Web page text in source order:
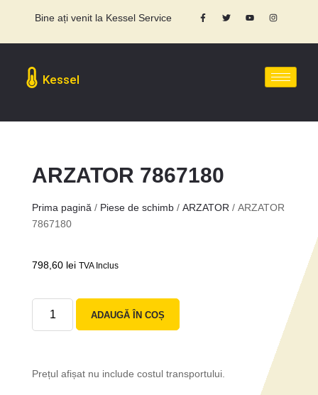
Bine ați venit la Kessel Service
Kessel
ARZATOR 7867180
Prima pagină / Piese de schimb / ARZATOR / ARZATOR
7867180
798,60 lei TVA Inclus
ADAUGĂ ÎN COȘ
Prețul afișat nu include costul transportului.